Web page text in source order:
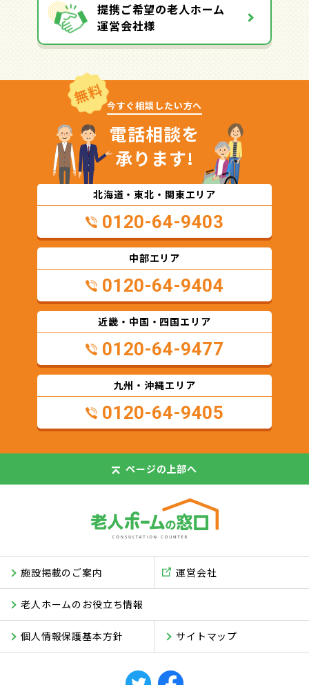
提携ご希望の老人ホーム
運営会社様
無料 今すぐ相談したい方へ
電話相談を
承ります!
北海道・東北・関東エリア
0120-64-9403
中部エリア
0120-64-9404
近畿・中国・四国エリア
0120-64-9477
九州・沖縄エリア
0120-64-9405
ページの上部へ
施設掲載のご案内
老人ホームのお役立ち情報
サイトマップ
運営会社
個人情報保護基本方針